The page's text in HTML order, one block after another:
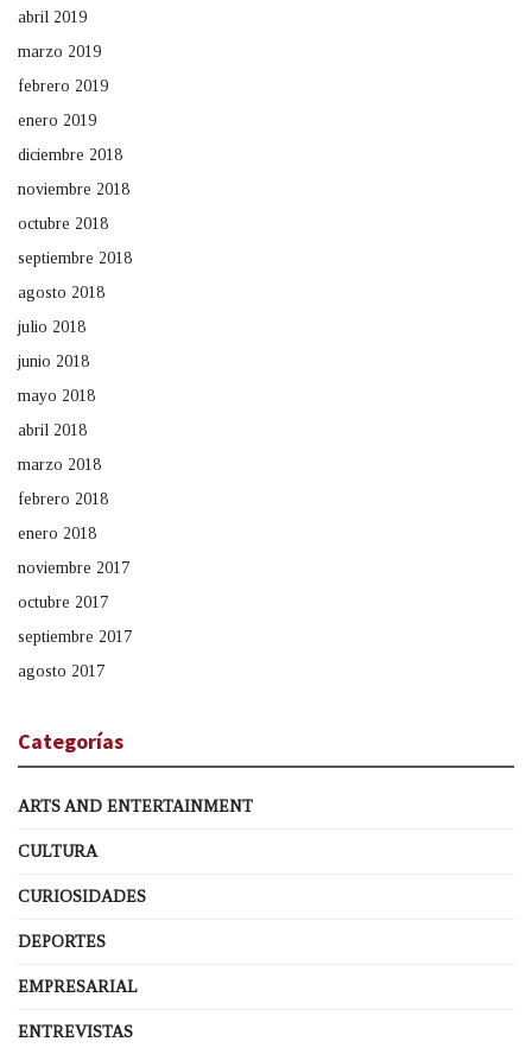
abril 2019
marzo 2019
febrero 2019
enero 2019
diciembre 2018
noviembre 2018
octubre 2018
septiembre 2018
agosto 2018
julio 2018
junio 2018
mayo 2018
abril 2018
marzo 2018
febrero 2018
enero 2018
noviembre 2017
octubre 2017
septiembre 2017
agosto 2017
Categorías
ARTS AND ENTERTAINMENT
CULTURA
CURIOSIDADES
DEPORTES
EMPRESARIAL
ENTREVISTAS